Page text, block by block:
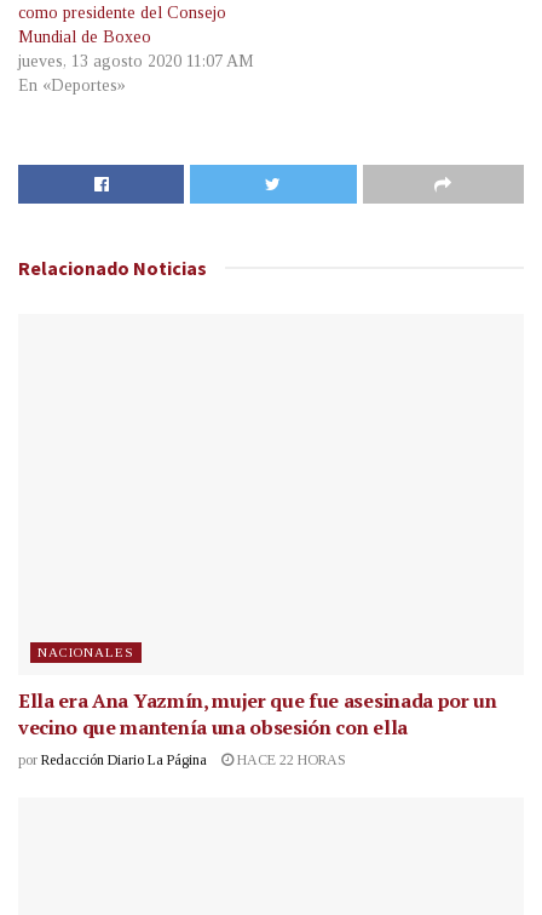
como presidente del Consejo
Mundial de Boxeo
jueves, 13 agosto 2020 11:07 AM
En «Deportes»
Relacionado Noticias
NACIONALES
Ella era Ana Yazmín, mujer que fue asesinada por un
vecino que mantenía una obsesión con ella
por Redacción Diario La Página HACE 22 HORAS